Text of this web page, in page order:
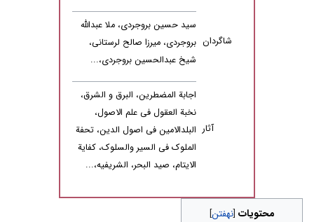
شاگردان
سید حسین بروجردی، ملا عبدالله
بروجردی، میرزا صالح لرستانی،
شیخ عبدالحسین بروجردی،...
آثار
اجابة المضطرین، البرق و الشرق،
نخبة العقول فی علم الاصول،
البلدالامین فی اصول الدین، تحفة
الملوک فی السیر والسلوک، کفایة
الایتام، صید البحر، الشریفیه،...
محتویات